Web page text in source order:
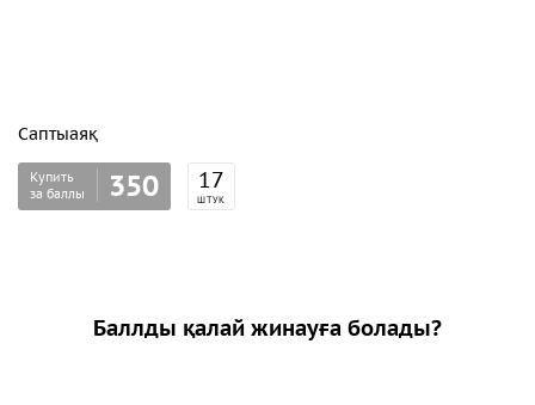
Саптыаяқ
Купить
за баллы
350 17
ШТУК
Баллды қалай жинауға болады?